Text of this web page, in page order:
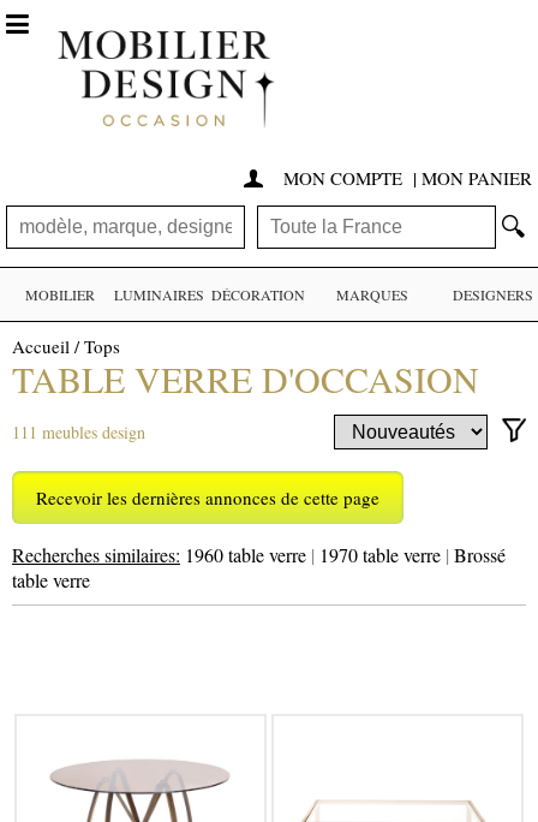
 MON COMPTE | MON PANIER
🔍

MOBILIER LUMINAIRES DÉCORATION MARQUES DESIGNERS
Accueil /Tops
TABLE VERRE D'OCCASION
111 meubles design
Recevoir les dernières annonces de cette page
Recherches similaires: 1960 table verre | 1970 table verre | Brossé
table verre